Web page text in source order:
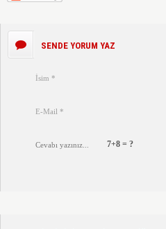
SENDE YORUM YAZ
7+8 = ?